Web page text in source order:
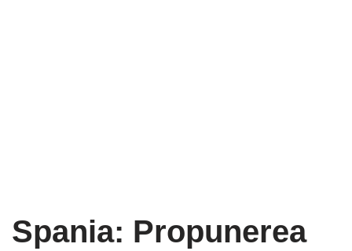
Spania: Propunerea